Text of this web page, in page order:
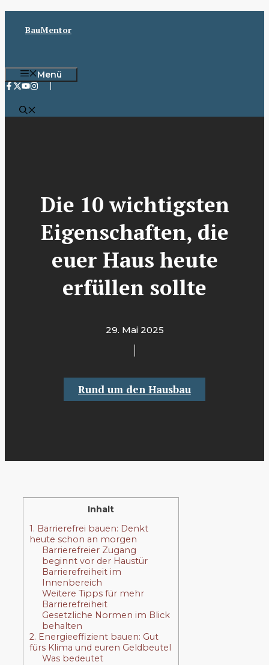
InhaltBauMentor
Menü
Die 10 wichtigsten
Eigenschaften, die
euer Haus heute
erfüllen sollte
29. Mai 2025
Rund um den Hausbau
Inhalt
1. Barrierefrei bauen: Denkt
heute schon an morgen
Barrierefreier Zugang
beginnt vor der Haustür
Barrierefreiheit im
Innenbereich
Weitere Tipps für mehr
Barrierefreiheit
Gesetzliche Normen im Blick
behalten
2. Energieeffizient bauen: Gut
fürs Klima und euren Geldbeutel
Was bedeutet